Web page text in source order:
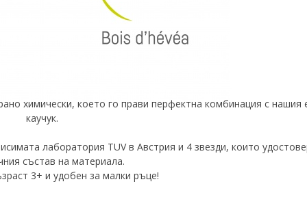
химически, което го прави перфектна комбинация с нашия
каучук.
лаборатория TUVв Австрия и 4 звезди, които
състав на материала.
3+ и удобен за малки ръце!